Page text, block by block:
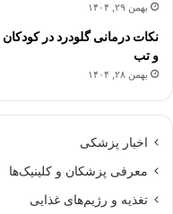
بهمن ۲۹, ۱۴۰۴
نکات درمانی گلودرد در
و تب
بهمن ۲۸, ۱۴۰۴
اخبار پزشکی
معرفی پزشکان و کلینیک‌ها
تغذیه و رژیم‌های غذایی